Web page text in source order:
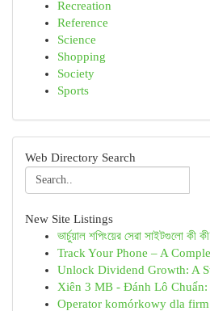
Recreation
Reference
Science
Shopping
Society
Sports
Web Directory Search
New Site Listings
ভার্চুয়াল শপিংয়ের সেরা সাইটগুলো কী
Track Your Phone – A
Unlock Dividend Growth: A
Xiên 3 MB - Đánh Lô
Operator komórkowy dla